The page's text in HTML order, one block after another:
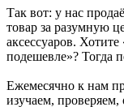
Так вот: у нас
товар за разумную
аксессуаров.
подешевле»? Тогда
Ежемесячно к нам
изучаем,